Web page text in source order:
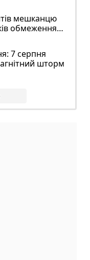
мешканцю
обмеження
7 серпня
шторм